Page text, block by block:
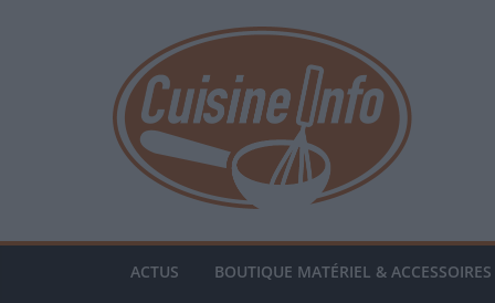
ACTUS BOUTIQUE MATÉRIEL &